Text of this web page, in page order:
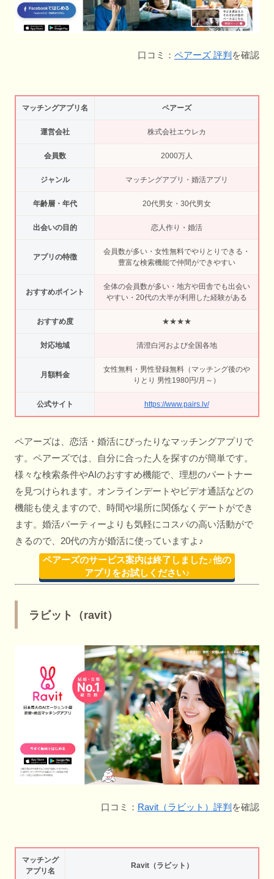
口コミ： ペアーズ 評判 を確認
マッチングアプリ名 ペアーズ
運営会社 株式会社エウレカ
会員数 2000万人
ジャンル マッチングアプリ・婚活アプリ
年齢層・年代 20代男女・30代男女
出会いの目的 恋人作り・婚活
アプリの特徴
会員数が多い・女性無料でやりとりできる・
豊富な検索機能で仲間ができやすい
おすすめポイント
全体の会員数が多い・地方や田舎でも出会い
やすい・20代の大半が利用した経験がある
おすすめ度 ★★★★
対応地域 清澄白河および全国各地
月額料金
女性無料・男性登録無料（マッチング後のや
りとり 男性1980円/月～）
公式サイト https://www.pairs.lv/
ペアーズは、恋活・婚活にぴったりなマッチングアプリで
す。ペアーズでは、自分に合った人を探すのが簡単です。
様々な検索条件やAIのおすすめ機能で、理想のパートナー
を見つけられます。オンラインデートやビデオ通話などの
機能も使えますので、時間や場所に関係なくデートができ
ます。婚活パーティーよりも気軽にコスパの高い活動がで
きるので、20代の方が婚活に使っていますよ♪
ペアーズのサービス案内は終了しました♪他の
アプリをお試しください♪
ラビット（ravit）
口コミ： Ravit（ラビット）評判 を確認
マッチング
アプリ名
Ravit（ラビット）